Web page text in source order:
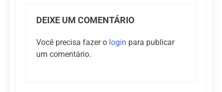
DEIXE UM COMENTÁRIO
Você precisa fazer o login para publicar
um comentário.